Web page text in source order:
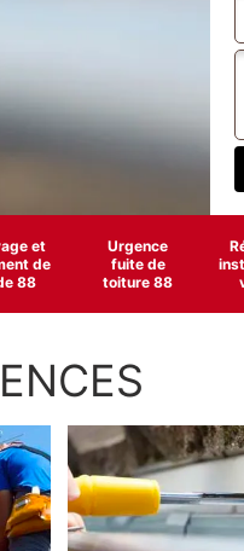
et
de
88
Urgence
fuite de
toiture 88